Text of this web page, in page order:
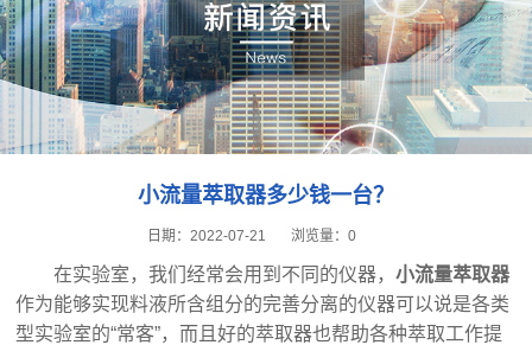
小流量萃取器多少钱一台？
2022-07-21
日期： 浏览量：0
在实验室，我们经常会用到不同的仪器，小流量萃取器
作为能够实现料液所含组分的完善分离的仪器可以说是各类
型实验室的“常客”，而且好的萃取器也帮助各种萃取工作提